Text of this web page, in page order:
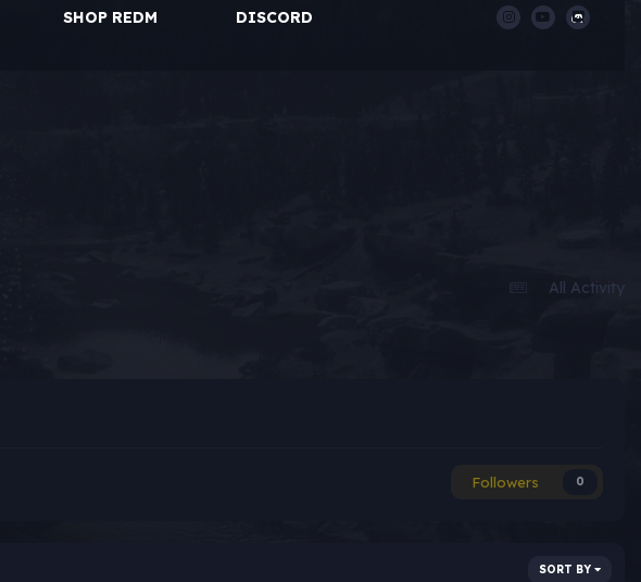
SHOP REDM DISCORD
All Activity
Followers 0
SORT BY